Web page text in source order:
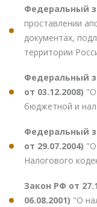
Федеральный
проставлении
документах,
территории
Федеральный
от 03.12.2008) "О
бюджетной и
Федеральный
от 29.07.2004) "О
Налогового
Закон РФ от
06.08.2001) "О